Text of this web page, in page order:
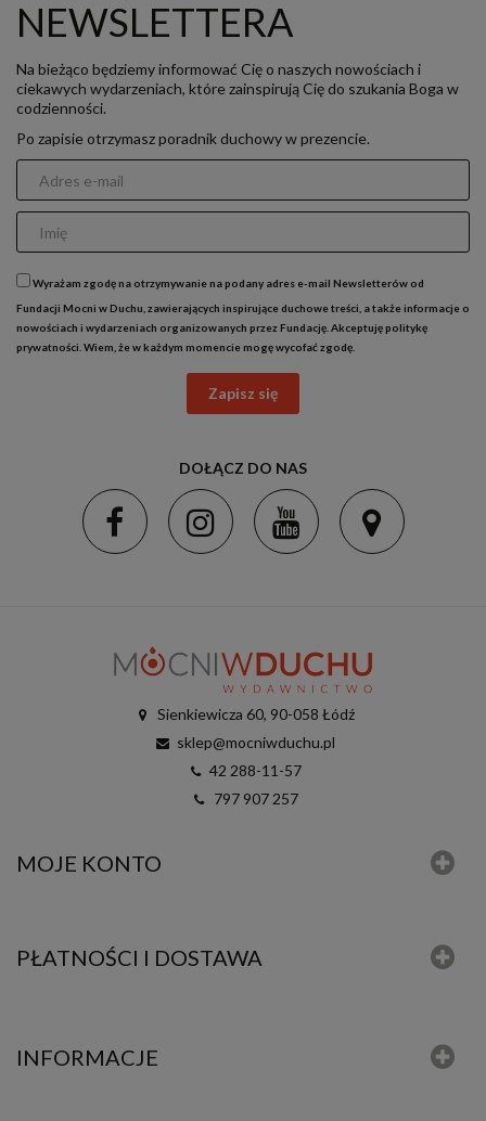
NEWSLETTERA
Na bieżąco będziemy informować Cię o naszych nowościach i
ciekawych wydarzeniach, które zainspirują Cię do szukania Boga w
codzienności.
Po zapisie otrzymasz poradnik duchowy w prezencie.
Wyrażam zgodę na otrzymywanie na podany adres e-mail Newsletterów od
Fundacji Mocni w Duchu, zawierających inspirujące duchowe treści, a także informacje o
nowościach i wydarzeniach organizowanych przez Fundację. Akceptujępolitykę
prywatności . Wiem, że w każdym momencie mogę wycofać zgodę.
Zapisz się
DOŁĄCZ DO NAS
Sienkiewicza 60, 90-058 Łódź
sklep@mocniwduchu.pl
42 288-11-57
797 907 257
MOJE KONTO
PŁATNOŚCI I DOSTAWA
INFORMACJE